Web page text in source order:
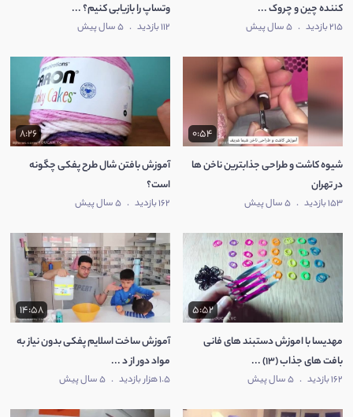
کننده چین و چروک ...
215 بازدید . 5 سال پیش
وتساپ را بازیابی کنیم؟ ...
112 بازدید . 5 سال پیش
0:54
شیوه کاشت و طراحی جذابترین ناخن ها
در تهران
153 بازدید . 5 سال پیش
8:26
آموزش بافتن شال طرح پفکی چگونه
است؟
162 بازدید . 5 سال پیش
5:52
مهدیسا با اموزش دستبند های فانی
بافت های جذاب (13) ...
162 بازدید . 5 سال پیش
14:58
آموزش ساخت اسلایم پفکی بدون نیاز به
مواد دور از د ...
1.5 هزار بازدید . 5 سال پیش